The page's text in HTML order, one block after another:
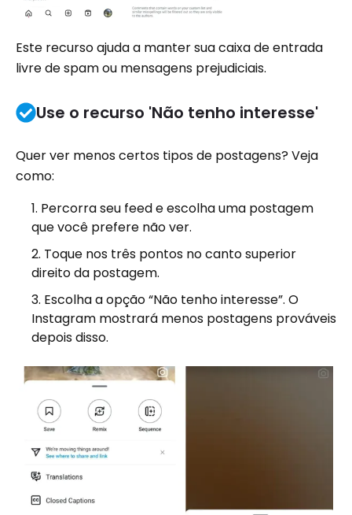
Este recurso ajuda a manter sua caixa de entrada
livre de spam ou mensagens prejudiciais.
Use o recurso 'Não tenho interesse'
Quer ver menos certos tipos de postagens? Veja
como:
Percorra seu feed e escolha uma postagem
que você prefere não ver.
Toque nos três pontos no canto superior
direito da postagem.
Escolha a opção “Não tenho interesse”. O
Instagram mostrará menos postagens prováveis
​​depois disso.